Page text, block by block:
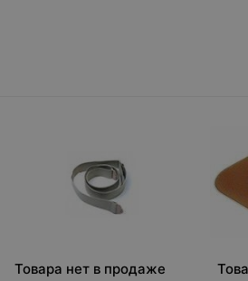
Товара нет в продаже